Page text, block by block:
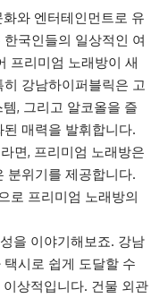
와 엔터테인먼트로 유
국인들의 일상적인 여
프리미엄 노래방이 새
히 강남하이퍼블릭은 고
, 그리고 알코올을 즐
매력을 발휘합니다.
면, 프리미엄 노래방은
분위기를 제공합니다.
로 프리미엄 노래방의
을 이야기해보죠. 강남
시로 쉽게 도달할 수
상적입니다. 건물 외관